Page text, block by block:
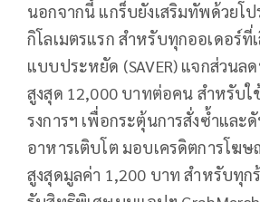
นอกจากนี้ แกร็บยังเสริมทัพด้วยโ
กิโลเมตรแรก สำหรับทุกออเดอร์ที่
แบบประหยัด (SAVER) แจกส่วนล
สูงสุด 12,000 บาทต่อคน สำหรับใ
รงการฯ เพื่อกระตุ้นการสั่งซ้ำและ
อาหารเติบโต มอบเครดิตการโฆษ
สูงสุดมูลค่า 1,200 บาท สำหรับทุก